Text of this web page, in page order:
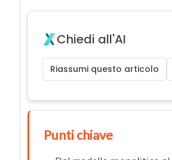
Chiedi all'AI
Riassumi questo articolo
Punti chiave